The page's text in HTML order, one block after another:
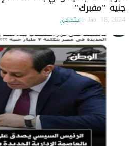
جنيه "مفبرك"
Jan. 18, 2024- اجتماعي